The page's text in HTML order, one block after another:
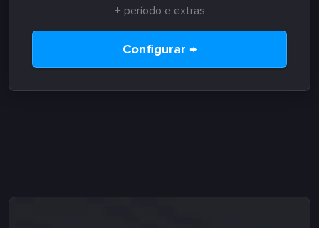
+ período e extras
Configurar →